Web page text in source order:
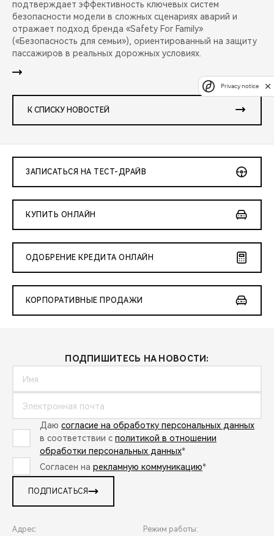
подтверждает эффективность ключевых систем
безопасности модели в сложных сценариях аварий и
отражает подход бренда «Safety For Family»
(«Безопасность для семьи»), ориентированный на защиту
пассажиров в реальных дорожных условиях.
К СПИСКУ НОВОСТЕЙ
ЗАПИСАТЬСЯ НА ТЕСТ-ДРАЙВ
КУПИТЬ ОНЛАЙН
ОДОБРЕНИЕ КРЕДИТА ОНЛАЙН
КОРПОРАТИВНЫЕ ПРОДАЖИ
ПОДПИШИТЕСЬ НА НОВОСТИ:
Даю согласие на обработку персональных данных
в соответствии с политикой в отношении
обработки персональных данных*
Согласен на рекламную коммуникацию*
ПОДПИСАТЬСЯ
Адрес: Режим работы:
Privacy notice